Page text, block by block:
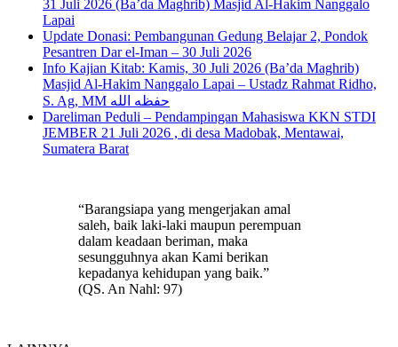
31 Juli 2026 (Ba’da Maghrib) Masjid Al-Hakim Nanggalo
Lapai
Update Donasi: Pembangunan Gedung Belajar 2, Pondok
Pesantren Dar el-Iman – 30 Juli 2026
Info Kajian Kitab: Kamis, 30 Juli 2026 (Ba’da Maghrib)
Masjid Al-Hakim Nanggalo Lapai – Ustadz Rahmat Ridho,
S. Ag, MM حفظه الله
Dareliman Peduli – Pendampingan Mahasiswa KKN STDI
JEMBER 21 Juli 2026 , di desa Madobak, Mentawai,
Sumatera Barat
“Barangsiapa yang mengerjakan amal
saleh, baik laki-laki maupun perempuan
dalam keadaan beriman, maka
sesungguhnya akan Kami berikan
kepadanya kehidupan yang baik.”
(QS. An Nahl: 97)